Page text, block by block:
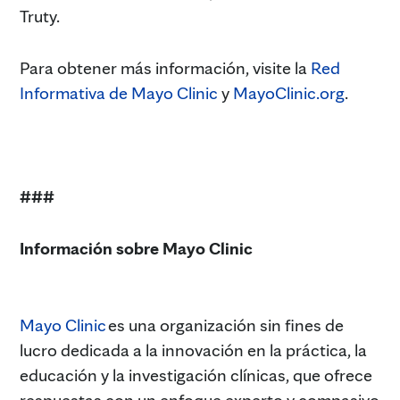
Truty.
Para obtener más información, visite la Red
Informativa de Mayo Clinic y MayoClinic.org.
###
Información sobre Mayo Clinic
Mayo Clinices una organización sin fines de
lucro dedicada a la innovación en la práctica, la
educación y la investigación clínicas, que ofrece